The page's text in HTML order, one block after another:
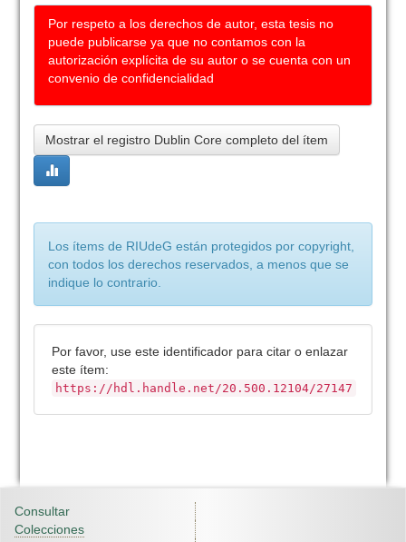
Por respeto a los derechos de autor, esta tesis no
puede publicarse ya que no contamos con la
autorización explícita de su autor o se cuenta con un
convenio de confidencialidad
Mostrar el registro Dublin Core completo del ítem
Los ítems de RIUdeG están protegidos por copyright,
con todos los derechos reservados, a menos que se
indique lo contrario.
Por favor, use este identificador para citar o enlazar
este ítem:
https://hdl.handle.net/20.500.12104/27147
Consultar
Colecciones